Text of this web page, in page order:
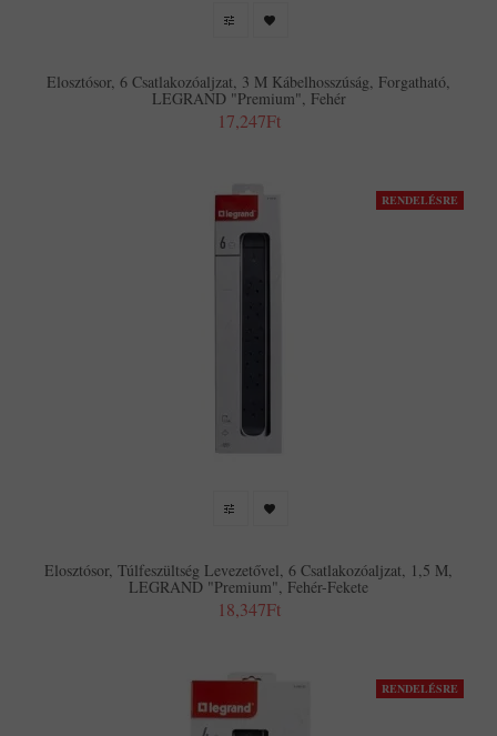
Elosztósor, 6 Csatlakozóaljzat, 3 M Kábelhosszúság, Forgatható,
LEGRAND "Premium", Fehér
17,247Ft
RENDELÉSRE
Elosztósor, Túlfeszültség Levezetővel, 6 Csatlakozóaljzat, 1,5 M,
LEGRAND "Premium", Fehér-Fekete
18,347Ft
RENDELÉSRE